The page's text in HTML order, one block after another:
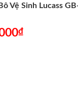
Vệ Sinh Lucass
₫